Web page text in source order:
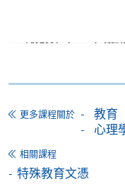
交下期學費的學員
網上支付可通過「
VISA 或 Mastercard
Pay) 、「支付寶」
更多課程關於
教育
心理
相關課程
特殊教育文憑